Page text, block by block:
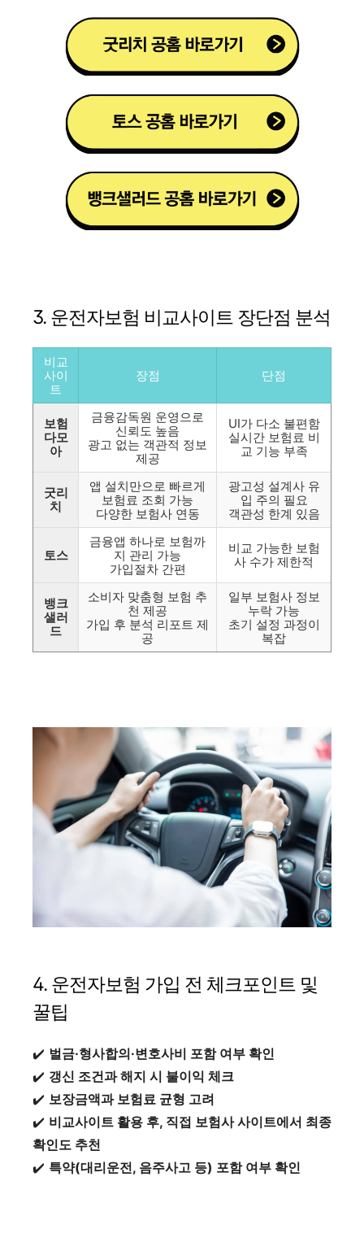
3. 운전자보험 비교사이트 장단점 분석
비교
사이
트
장점 단점
보험
다모
아
금융감독원 운영으로
신뢰도 높음
광고 없는 객관적 정보
제공
UI가 다소 불편함
실시간 보험료 비
교 기능 부족
굿리
치
앱 설치만으로 빠르게
보험료 조회 가능
다양한 보험사 연동
광고성 설계사 유
입 주의 필요
객관성 한계 있음
토스
금융앱 하나로 보험까
지 관리 가능
가입절차 간편
비교 가능한 보험
사 수가 제한적
뱅크
샐러
드
소비자 맞춤형 보험 추
천 제공
가입 후 분석 리포트 제
공
일부 보험사 정보
누락 가능
초기 설정 과정이
복잡
4. 운전자보험 가입 전 체크포인트 및
꿀팁
✔️ 벌금·형사합의·변호사비 포함 여부 확인
✔️ 갱신 조건과 해지 시 불이익 체크
✔️ 보장금액과 보험료 균형 고려
✔️ 비교사이트 활용 후, 직접 보험사 사이트에서 최종
확인도 추천
✔️ 특약(대리운전, 음주사고 등) 포함 여부 확인